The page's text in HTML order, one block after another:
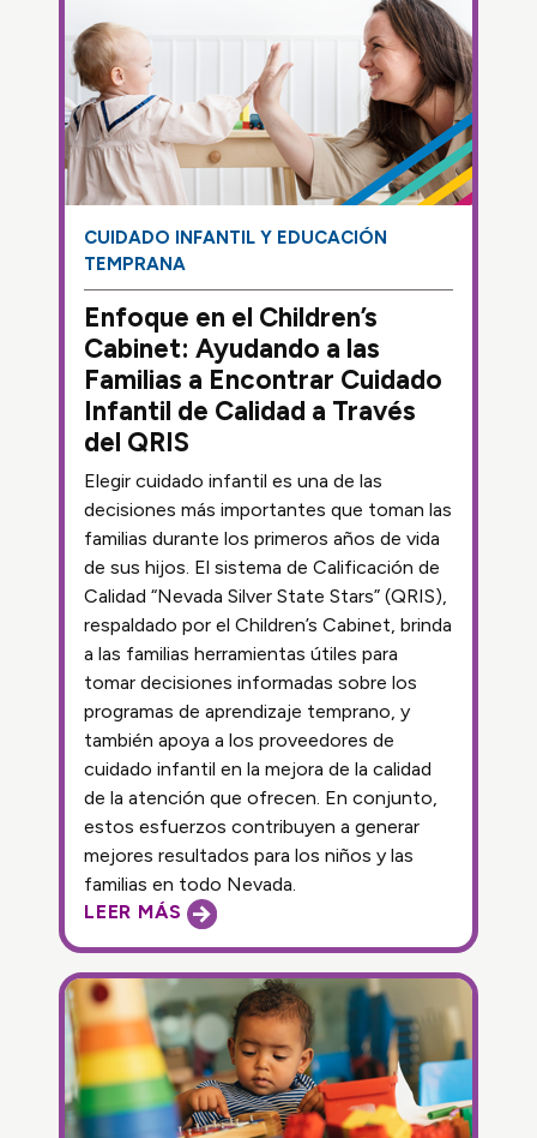
CUIDADO INFANTIL Y EDUCACIÓN
TEMPRANA
Enfoque en el Children’s
Cabinet: Ayudando a las
Familias a Encontrar Cuidado
Infantil de Calidad a Través
del QRIS
LEER MÁS
Elegir cuidado infantil es una de las
decisiones más importantes que toman las
familias durante los primeros años de vida
de sus hijos. El sistema de Calificación de
Calidad “Nevada Silver State Stars” (QRIS),
respaldado por el Children’s Cabinet, brinda
a las familias herramientas útiles para
tomar decisiones informadas sobre los
programas de aprendizaje temprano, y
también apoya a los proveedores de
cuidado infantil en la mejora de la calidad
de la atención que ofrecen. En conjunto,
estos esfuerzos contribuyen a generar
mejores resultados para los niños y las
familias en todo Nevada.